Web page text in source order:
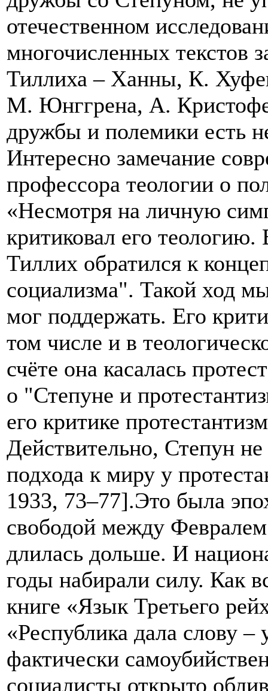
отечественном
многочисленных текстов
Тиллиха – Ханны, К.
М. Юнггрена, А.
дружбы и полемики есть
Интересно замечание
профессора теологии о
«Несмотря на личную
критиковал его теологию.
Тиллих обратился к
социализма". Такой ход
мог поддержать. Его
том числе и в
счёте она касалась
о "Степуне и
его критике
Действительно, Степун
подхода к миру у
1933, 73–77].Это была
свободой между
длилась дольше. И
годы набирали силу. Как
книге «Язык Третьего
«Республика дала слову
фактически
социалисты открыто